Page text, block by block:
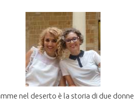
nel deserto è la storia di due donne,